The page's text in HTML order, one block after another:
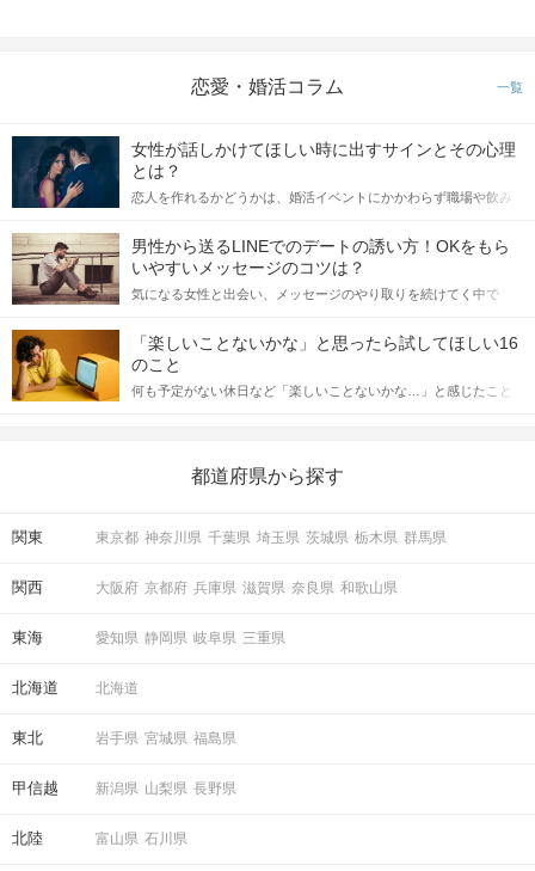
恋愛・婚活コラム 一覧
女性が話しかけてほしい時に出すサインとその心理
とは？
恋人を作れるかどうかは、婚活イベントにかかわらず職場や飲み
てアプローチできるかにも左右されます。 これから恋人作りを本
格的に始めようとしている方は、女性が異性を求めて出すサイン
をしっかりと理解し、正しい行動に移せるかどうかが重要。 この
記事では、女性が話しかけて欲しい時に出すサインとその心理を
合にどのような行動に繋げるべきかをご紹介していきます。
男性から送るLINEでのデートの誘い方！OKをもら
いやすいメッセージのコツは？
気になる女性と出会い、メッセージのやり取りを続けてく中で
しかし、中には「どう誘ったらいいの？」とお困りの男性もいら
っしゃるのではないでしょうか。 そこで今回は、男性から女性へ
送るLINEでのデートの誘い方のコツをご紹介します。例文も混じ
えながら解説するので、ぜひ参考にしてください。
「楽しいことないかな」と思ったら試してほしい16
のこと
何も予定がない休日など「楽しいことないかな…」と感じたこと
の楽しいことアイデアを集めました♪ いままさに楽しいことを探し
都道府県から探す
関東 東京都 神奈川県 千葉県 埼玉県 茨城県 栃木県 群馬県
関西 大阪府 京都府 兵庫県 滋賀県 奈良県 和歌山県
東海 愛知県 静岡県 岐阜県 三重県
北海道 北海道
東北 岩手県 宮城県 福島県
甲信越 新潟県 山梨県 長野県
北陸 富山県 石川県